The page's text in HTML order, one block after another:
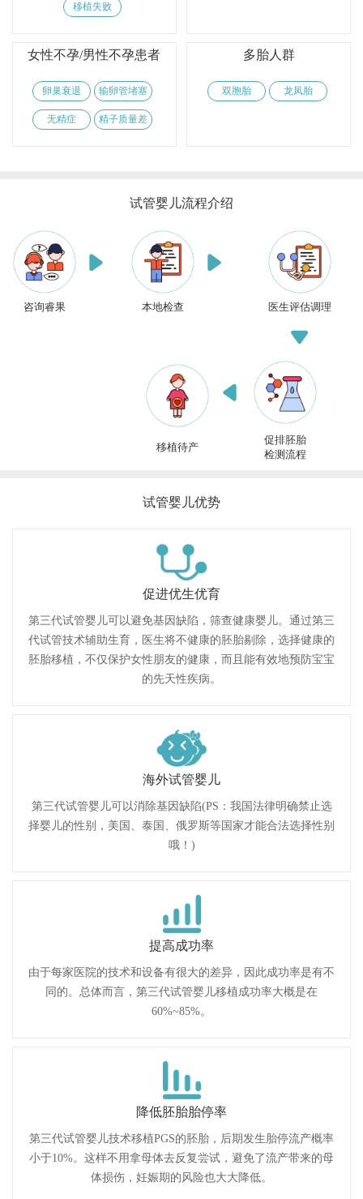
移植失败
女性不孕/男性不孕患者
卵巢衰退 输卵管堵塞
无精症 精子质量差
多胎人群
双胞胎 龙凤胎
试管婴儿流程介绍
咨询睿果 本地检查 医生评估调理
促排胚胎
检测流程
移植待产
试管婴儿优势
促进优生优育
第三代试管婴儿可以避免基因缺陷，筛查健康婴儿。通过第三
代试管技术辅助生育，医生将不健康的胚胎剔除，选择健康的
胚胎移植，不仅保护女性朋友的健康，而且能有效地预防宝宝
的先天性疾病。
海外试管婴儿
第三代试管婴儿可以消除基因缺陷(PS：我国法律明确禁止选
择婴儿的性别，美国、泰国、俄罗斯等国家才能合法选择性别
哦！)
提高成功率
由于每家医院的技术和设备有很大的差异，因此成功率是有不
同的。总体而言，第三代试管婴儿移植成功率大概是在
60%~85%。
降低胚胎胎停率
第三代试管婴儿技术移植PGS的胚胎，后期发生胎停流产概率
小于10%。这样不用拿母体去反复尝试，避免了流产带来的母
体损伤，妊娠期的风险也大大降低。